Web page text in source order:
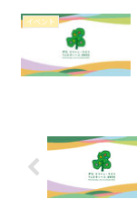
イベント